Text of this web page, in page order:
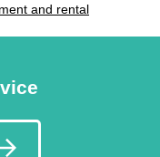
and rental